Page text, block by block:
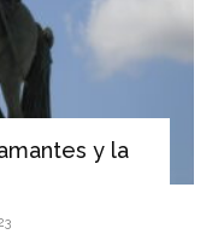
y la